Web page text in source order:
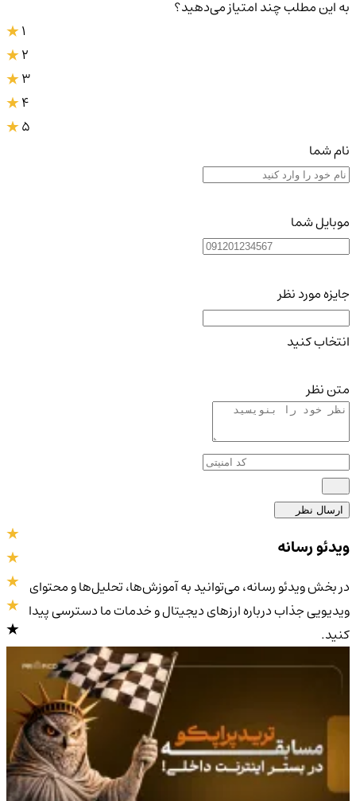
به این مطلب چند امتیاز می‌دهید؟
3
4
5
نام شما
موبایل شما
جایزه مورد نظر
انتخاب کنید
متن نظر
ارسال نظر
4.9/5
ویدئو رسانه
در بخش ویدئو رسانه، می‌توانید به آموزش‌ها، تحلیل‌ها و محتوای
ویدیویی جذاب درباره ارزهای دیجیتال و خدمات ما دسترسی پیدا
کنید.